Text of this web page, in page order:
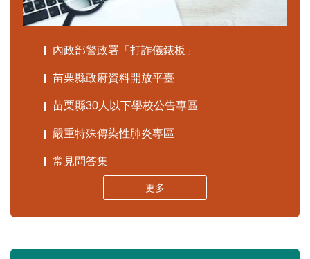
內政部警政署「打詐儀錶板」
苗栗縣政府資料開放平臺
苗栗縣30人以下學校公告專區
嚴重特殊傳染性肺炎專區
常見問答集
更多